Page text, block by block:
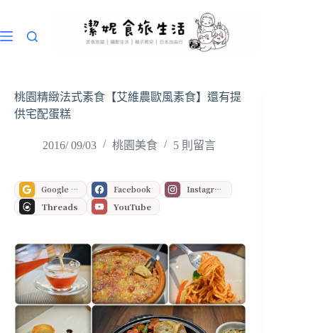
主
桃園精緻法式素食【艾維農歐風素食】還有提
供宅配蛋糕
2016/ 09/03 桃園美食 5 則留言
Google 偏好來源 Facebook Instagram
Threads YouTube